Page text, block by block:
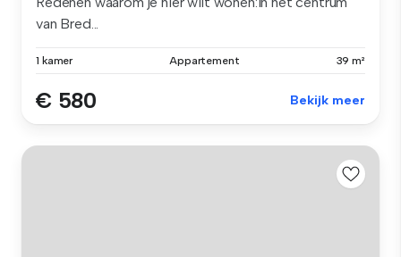
van Bred...
1 kamer Appartement 39 m²
€ 580 Bekijk meer